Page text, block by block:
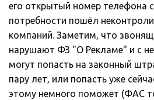
его открытый номер телефона
потребности пошёл
компаний. Заметим, что
нарушают ФЗ "О Рекламе" и с
могут попасть на законный
пару лет, или попасть уже
этому немного поможет (ФАС